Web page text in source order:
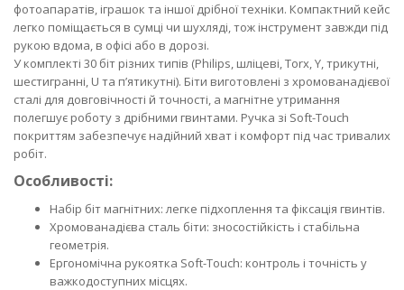
фотоапаратів, іграшок та іншої дрібної техніки. Компактний кейс
легко поміщається в сумці чи шухляді, тож інструмент завжди під
рукою вдома, в офісі або в дорозі.
У комплекті 30 біт різних типів (Philips, шліцеві, Torx, Y, трикутні,
шестигранні, U та п’ятикутні). Біти виготовлені з хромованадієвої
сталі для довговічності й точності, а магнітне утримання
полегшує роботу з дрібними гвинтами. Ручка зі Soft-Touch
покриттям забезпечує надійний хват і комфорт під час тривалих
робіт.
Особливості:
Набір біт магнітних: легке підхоплення та фіксація гвинтів.
Хромованадієва сталь біти: зносостійкість і стабільна
геометрія.
Ергономічна рукоятка Soft-Touch: контроль і точність у
важкодоступних місцях.